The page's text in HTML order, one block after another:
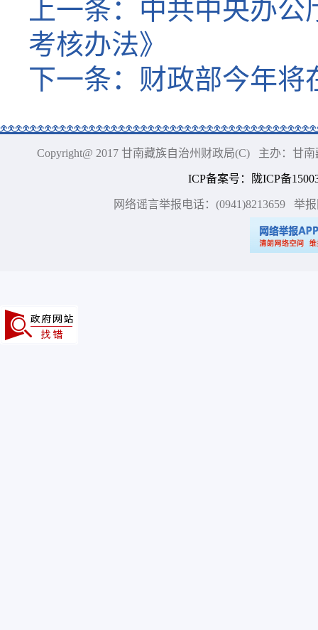
上一条： 中共中央办公
考核办法》
下一条： 财政部今年将
Copyright@ 2017 甘南藏族自治州财政局(C) 主办：甘
ICP备案号 ： 陇ICP备
网络谣言举报电话：(0941)8213659 举报